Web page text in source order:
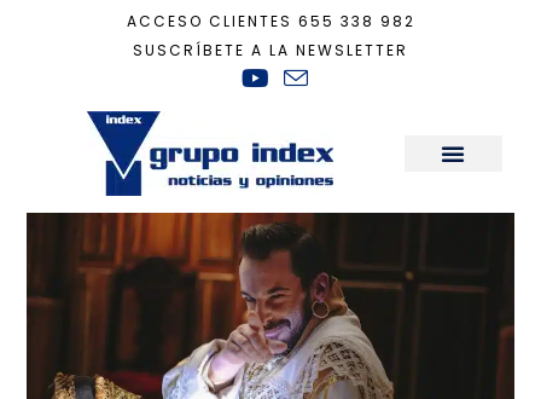
ACCESO CLIENTES 655 338 982
SUSCRÍBETE A LA NEWSLETTER
Cultura +